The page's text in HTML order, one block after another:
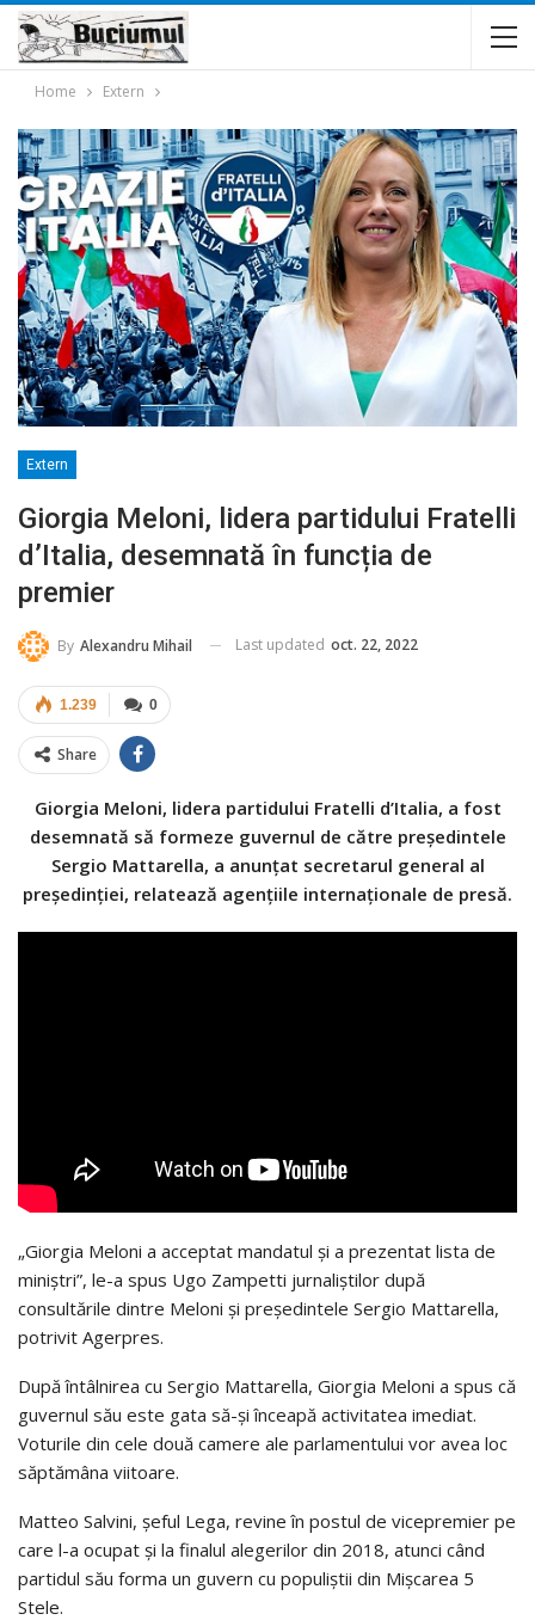
Home Extern
Extern
Giorgia Meloni, lidera partidului Fratelli
d’Italia, desemnată în funcția de
premier
By Alexandru Mihail Last updated oct. 22, 2022
0
1.239
Share
Giorgia Meloni, lidera partidului Fratelli d’Italia, a fost
desemnată să formeze guvernul de către preşedintele
Sergio Mattarella, a anunţat secretarul general al
preşedinţiei, relatează agenţiile internaţionale de presă.
„Giorgia Meloni a acceptat mandatul şi a prezentat lista de
miniştri”, le-a spus Ugo Zampetti jurnaliştilor după
consultările dintre Meloni şi preşedintele Sergio Mattarella,
potrivit Agerpres.
După întâlnirea cu Sergio Mattarella, Giorgia Meloni a spus că
guvernul său este gata să-şi înceapă activitatea imediat.
Voturile din cele două camere ale parlamentului vor avea loc
săptămâna viitoare.
Matteo Salvini, şeful Lega, revine în postul de vicepremier pe
care l-a ocupat şi la finalul alegerilor din 2018, atunci când
partidul său forma un guvern cu populiştii din Mişcarea 5
Stele.